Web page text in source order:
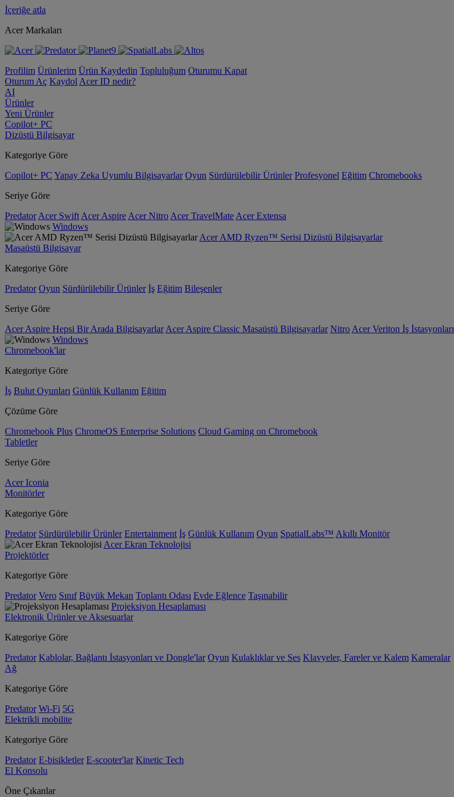
İçeriğe atla
Acer Markaları
Profilim Ürünlerim Ürün Kaydedin Topluluğum Oturumu Kapat
Oturum Aç Kaydol Acer ID nedir?
AI
Ürünler
Yeni Ürünler
Copilot+ PC
Dizüstü Bilgisayar
Kategoriye Göre
Copilot+ PC Yapay Zeka Uyumlu Bilgisayarlar Oyun Sürdürülebilir Ürünler Profesyonel Eğitim Chromebooks
Seriye Göre
Predator Acer Swift Acer Aspire Acer Nitro Acer TravelMate Acer Extensa
Windows
Acer AMD Ryzen™ Serisi Dizüstü Bilgisayarlar
Masaüstü Bilgisayar
Kategoriye Göre
Predator Oyun Sürdürülebilir Ürünler İş Eğitim Bileşenler
Seriye Göre
Acer Aspire Hepsi Bir Arada Bilgisayarlar Acer Aspire Classic Masaüstü Bilgisayarlar Nitro Acer Veriton İş İstasyonları
Windows
Chromebook'lar
Kategoriye Göre
İş Bulut Oyunları Günlük Kullanım Eğitim
Çözüme Göre
Chromebook Plus ChromeOS Enterprise Solutions Cloud Gaming on Chromebook
Tabletler
Seriye Göre
Acer Iconia
Monitörler
Kategoriye Göre
Predator Sürdürülebilir Ürünler Entertainment İş Günlük Kullanım Oyun SpatialLabs™ Akıllı Monitör
Acer Ekran Teknolojisi
Projektörler
Kategoriye Göre
Predator Vero Sınıf Büyük Mekan Toplantı Odası Evde Eğlence Taşınabilir
Projeksiyon Hesaplaması
Elektronik Ürünler ve Aksesuarlar
Kategoriye Göre
Predator Kablolar, Bağlantı İstasyonları ve Dongle'lar Oyun Kulaklıklar ve Ses Klavyeler, Fareler ve Kalem Kameralar
Ağ
Kategoriye Göre
Predator Wi-Fi 5G
Elektrikli mobilite
Kategoriye Göre
Predator E-bisikletler E-scooter'lar Kinetic Tech
El Konsolu
Öne Çıkanlar